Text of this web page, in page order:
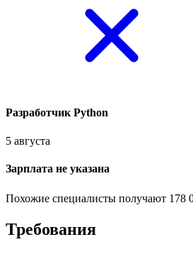
Разработчик Python
5 августа
Зарплата не указана
Похожие специалисты получают 178
Требования